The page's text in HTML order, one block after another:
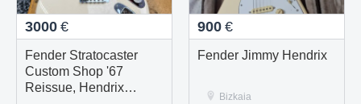
3000 €
Fender Stratocaster
Custom Shop '67
Reissue, Hendrix
900 €
Fender Jimmy Hendrix
Bizkaia